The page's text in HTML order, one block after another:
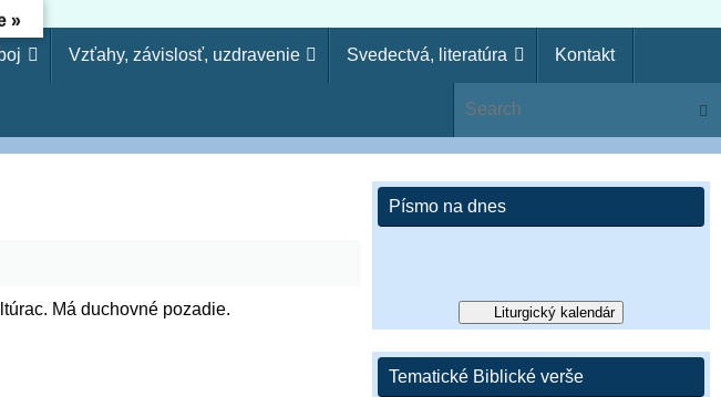
modlárstva. Pretože si pohrdol Pánovým slovom, zavrhne ťa, nebudeš kráľom!“ (1 Sam
Vzťahy, závislosť, uzdravenie Svedectvá, literatúra Kontakt
Má duchovné pozadie.
Písmo na dnes
Liturgický kalendár
Tematické Biblické verše
»